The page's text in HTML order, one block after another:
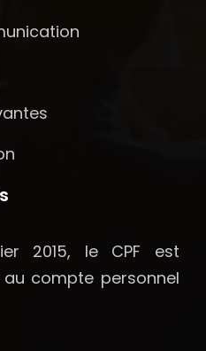
2015, le CPF est
compte personnel